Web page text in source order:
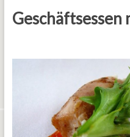
Geschäftsessen